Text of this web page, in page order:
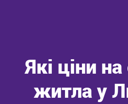
Які ціни
житла у